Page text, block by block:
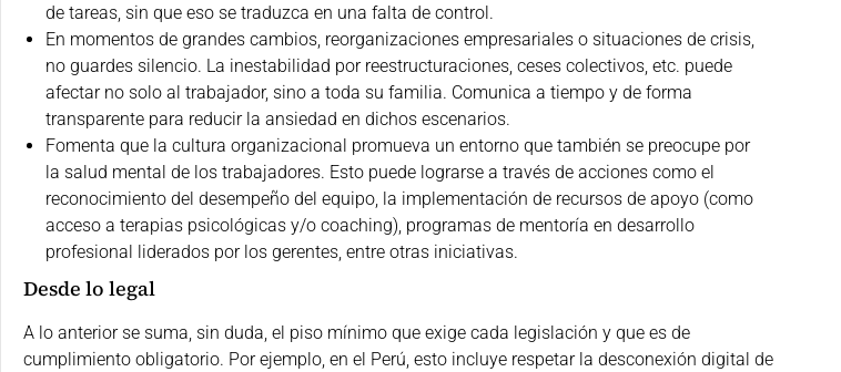
de tareas, sin que eso se traduzca en una falta de control.
En momentos de grandes cambios, reorganizaciones empresariales o situaciones de crisis,
no guardes silencio. La inestabilidad por reestructuraciones, ceses colectivos, etc. puede
afectar no solo al trabajador, sino a toda su familia. Comunica a tiempo y de forma
transparente para reducir la ansiedad en dichos escenarios.
Fomenta que la cultura organizacional promueva un entorno que también se preocupe por
la salud mental de los trabajadores. Esto puede lograrse a través de acciones como el
reconocimiento del desempeño del equipo, la implementación de recursos de apoyo (como
acceso a terapias psicológicas y/o coaching), programas de mentoría en desarrollo
profesional liderados por los gerentes, entre otras iniciativas.
Desde lo legal
A lo anterior se suma, sin duda, el piso mínimo que exige cada legislación y que es de
cumplimiento obligatorio. Por ejemplo, en el Perú, esto incluye respetar la desconexión digital de